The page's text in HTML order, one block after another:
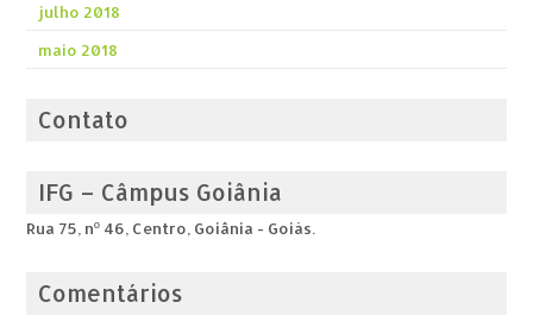
julho 2018
maio 2018
Contato
IFG – Câmpus Goiânia
Rua 75, nº 46, Centro, Goiânia - Goiás.
Comentários